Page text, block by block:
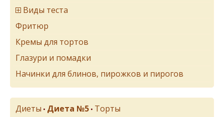
Виды теста
Фритюр
Кремы для тортов
Глазури и помадки
Начинки для блинов, пирожков и пирогов
Диеты • Диета №5 • Торты